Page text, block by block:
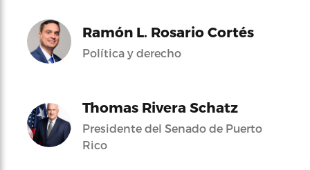
Ramón L. Rosario Cortés
Política y derecho
Thomas Rivera Schatz
Presidente del Senado de Puerto
Rico